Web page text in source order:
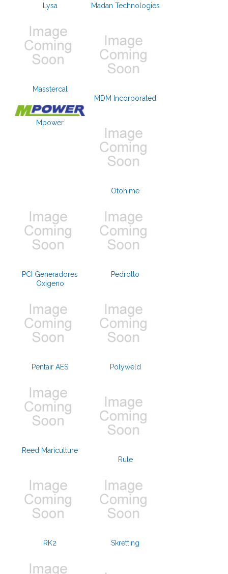
Lysa Madan Technologies
Masstercal
MDM Incorporated
Mpower
Otohime
PCI Generadores
Oxigeno
Pedrollo
Pentair AES Polyweld
Reed Mariculture
Rule
RK2 Skretting